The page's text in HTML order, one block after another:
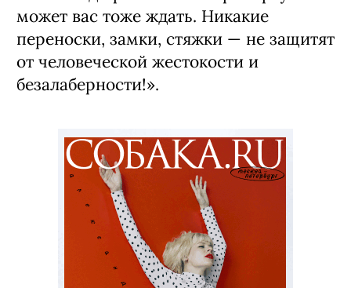
может вас тоже ждать. Никакие
переноски, замки, стяжки — не защитят
от человеческой жестокости и
безалаберности!».